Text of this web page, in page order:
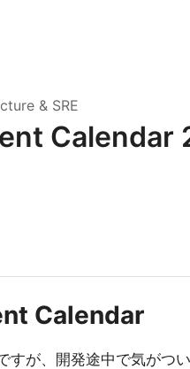
& SRE
Calendar
Calendar
すが、開発途中で気がつ